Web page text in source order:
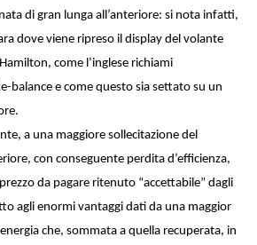
di gran lunga all’anteriore: si nota infatti,
dove viene ripreso il display del volante
come l’inglese richiami
balance e come questo sia settato su un
a una maggiore sollecitazione del
con conseguente perdita d’efficienza,
da pagare ritenuto “accettabile” dagli
agli enormi vantaggi dati da una maggior
che, sommata a quella recuperata, in